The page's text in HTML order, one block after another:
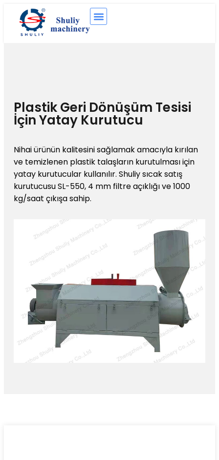
Plastik Geri Dönüşüm Tesisi
İçin Yatay Kurutucu
Nihai ürünün kalitesini sağlamak amacıyla kırılan
ve temizlenen plastik talaşların kurutulması için
yatay kurutucular kullanılır. Shuliy sıcak satış
kurutucusu SL-550, 4 mm filtre açıklığı ve 1000
kg/saat çıkışa sahip.